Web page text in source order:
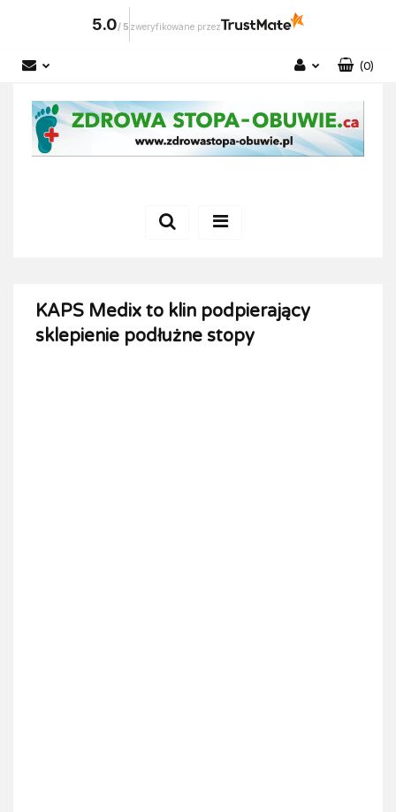
5.0/ 5 zweryfikowane przez
Zarejestruj się
Dodaj zgłoszenie
(0)
KAPS Medix to klin podpierający
sklepienie podłużne stopy